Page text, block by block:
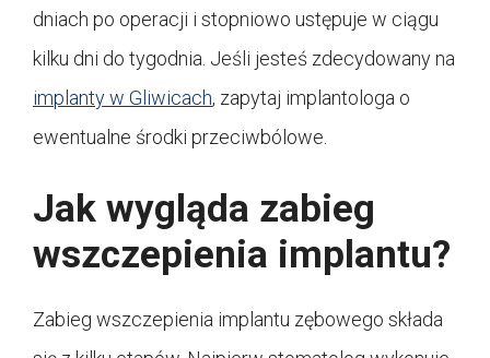
dniach po operacji i stopniowo ustępuje w ciągu
kilku dni do tygodnia . Jeśli jesteś zdecydowany na
implanty w Gliwicach, zapytaj implantologa o
ewentualne środki przeciwbólowe.
Jak wygląda zabieg
wszczepienia implantu?
Zabieg wszczepienia implantu zębowego składa